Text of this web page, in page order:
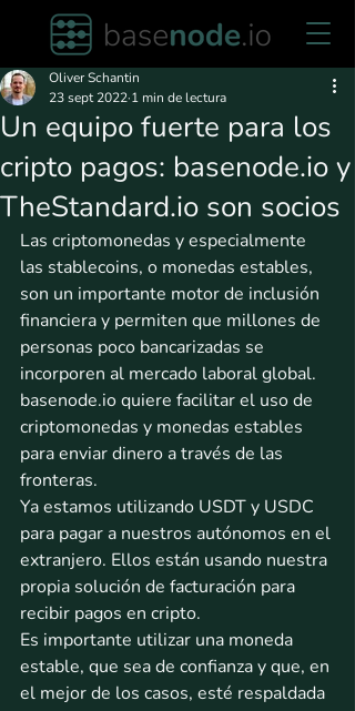
Un equipo fuerte para los
cripto pagos: basenode.io y
TheStandard.io son socios
Oliver Schantin
23 sept 2022 1 min de lectura
Las criptomonedas y especialmente
las stablecoins, o monedas estables,
son un importante motor de inclusión
financiera y permiten que millones de
personas poco bancarizadas se
incorporen al mercado laboral global.
basenode.io quiere facilitar el uso de
criptomonedas y monedas estables
para enviar dinero a través de las
fronteras.
Ya estamos utilizando USDT y USDC
para pagar a nuestros autónomos en el
extranjero. Ellos están usando nuestra
propia solución de facturación para
recibir pagos en cripto.
Es importante utilizar una moneda
estable, que sea de confianza y que, en
el mejor de los casos, esté respaldada